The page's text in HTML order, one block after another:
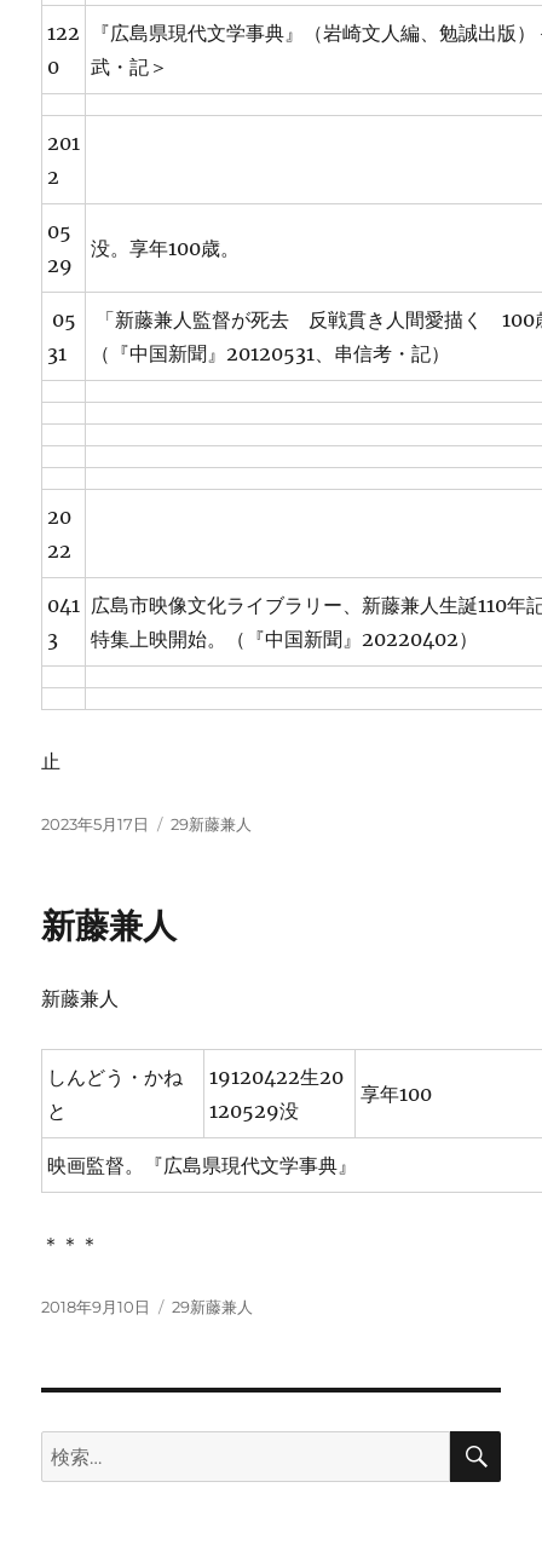
122
0
『広島県現代文学事典』（岩崎文人編、勉誠出版
武・記＞
201
2
05
29
没。享年100歳。
05
31
「新藤兼人監督が死去 反戦貫き人間愛描く 100
（『中国新聞』20120531、串信考・記）
20
22
041
3
広島市映像文化ライブラリー、新藤兼人生誕110年
特集上映開始。（『中国新聞』20220402）
止
投
2023年5月17日
カ
29新藤兼人
新藤兼人
新藤兼人
しんどう・かね
と
19120422生20
120529没
享年100
映画監督。『広島県現代文学事典』
＊＊＊
投
2018年9月10日
カ
29新藤兼人
検
索:
検